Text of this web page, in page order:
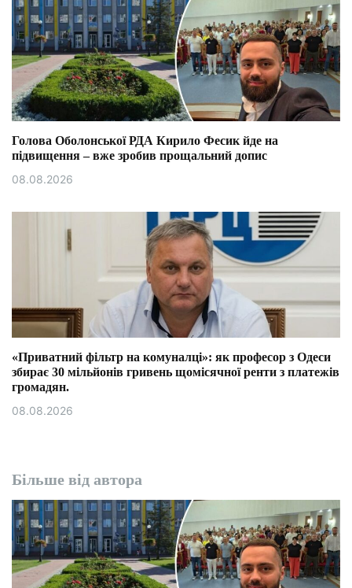
Голова Оболонської РДА Кирило Фесик йде на
підвищення – вже зробив прощальний допис
08.08.2026
«Приватний фільтр на комуналці»: як професор з Одеси
збирає 30 мільйонів гривень щомісячної ренти з платежів
громадян.
08.08.2026
Більше від автора